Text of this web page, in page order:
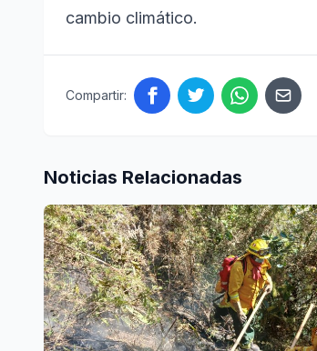
cambio climático.
Compartir:
Noticias Relacionadas